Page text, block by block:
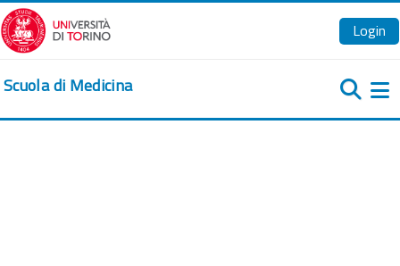
Vai al contenuto principale
Login
Scuola di Medicina